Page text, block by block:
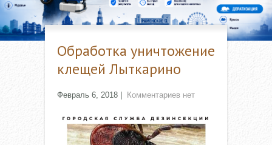
Обработка уничтожение
клещей Лыткарино
Февраль 6, 2018 Комментариев нет